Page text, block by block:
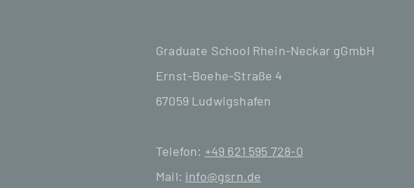
Graduate School Rhein-Neckar gGmbH
Ernst-Boehe-Straße 4
67059 Ludwigshafen
Telefon: +49 621 595 728-0
Mail: info@gsrn.de